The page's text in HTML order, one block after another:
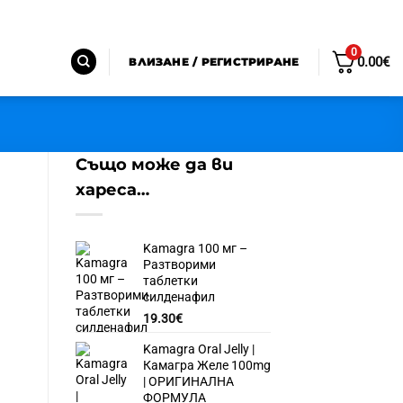
ВЛИЗАНЕ / РЕГИСТРИРАНЕ
0
0.00€
Също може да ви
хареса…
Kamagra 100 мг –
Разтворими
таблетки
силденафил
19.30€
Kamagra Oral Jelly |
Камагра Желе 100mg
| ОРИГИНАЛНА
ФОРМУЛА